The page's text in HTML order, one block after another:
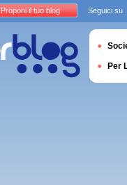
Proponi il tuo blog Seguici su
Per